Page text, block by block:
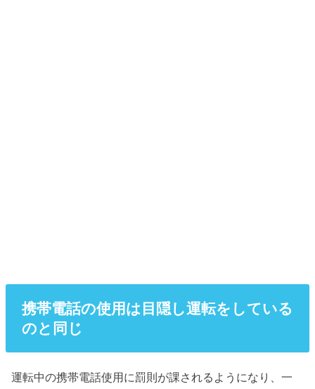
携帯電話の使用は目隠し運転をしている
のと同じ
運転中の携帯電話使用に罰則が課されるようになり、一